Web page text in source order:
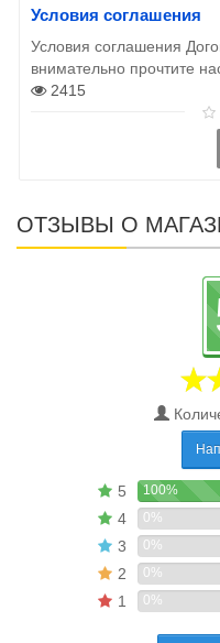
Условия соглашения
Условия соглашения
внимательно прочтите
2415
ОТЗЫВЫ О
5 100%
4 0%
3 0%
2 0%
1 0%